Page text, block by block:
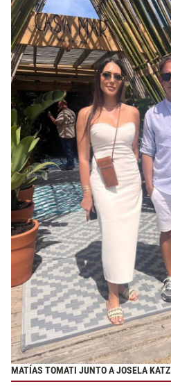
MATÍAS TOMATI JUNTO A JOSELA KATZ